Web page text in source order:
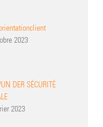
2023
DER SÉCURITÉ
2023